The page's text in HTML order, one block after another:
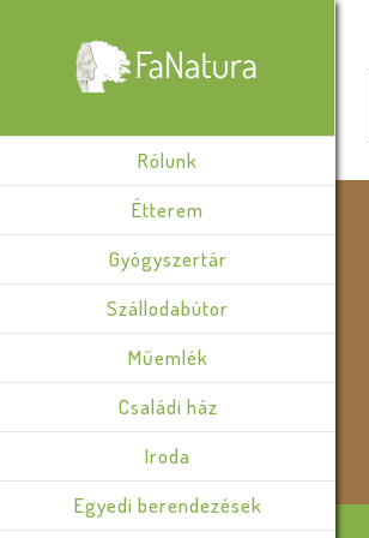
Rólunk
Étterem
Gyógyszertár
Szállodabútor
Műemlék
Családi ház
Iroda
Egyedi berendezések